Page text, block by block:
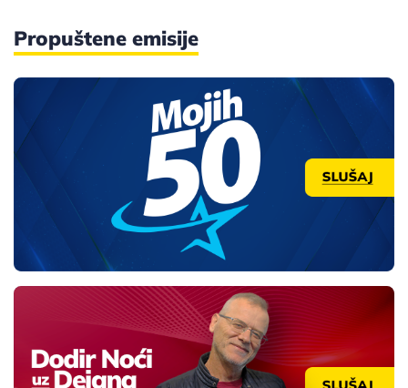
Propuštene emisije